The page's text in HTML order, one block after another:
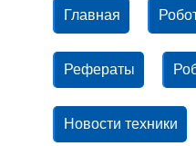
Главная
Рефераты
Новости техники